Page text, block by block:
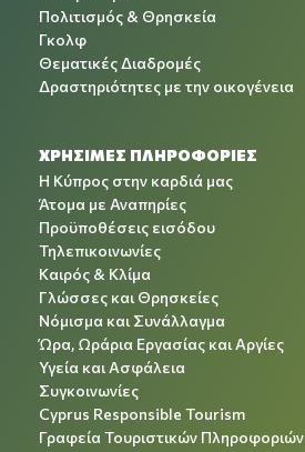
Πολιτισμός & Θρησκεία
Γκολφ
Θεματικές Διαδρομές
Δραστηριότητες με την οικογένεια
ΧΡΉΣΙΜΕΣ ΠΛΗΡΟΦΟΡΊΕΣ
Η Κύπρος στην καρδιά μας
Άτομα με Αναπηρίες
Προϋποθέσεις εισόδου
Τηλεπικοινωνίες
Καιρός & Κλίμα
Γλώσσες και Θρησκείες
Νόμισμα και Συνάλλαγμα
Ώρα, Ωράρια Εργασίας και Αργίες
Υγεία και Ασφάλεια
Συγκοινωνίες
Cyprus Responsible Tourism
Γραφεία Τουριστικών Πληροφοριών